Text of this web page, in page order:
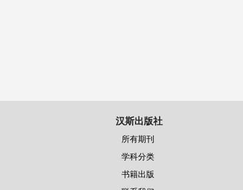
汉斯出版社
所有期刊
学科分类
书籍出版